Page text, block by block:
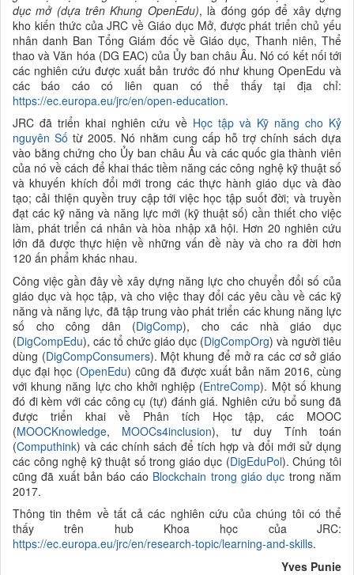
dục mở (dựa trên Khung OpenEdu), là đóng góp để xây dựng
kho kiến thức của JRC vềGiáo dục Mở, đượcphát triển chủ yếu
nhân danh Ban Tổng Giám đốc về Giáo dục, Thanh niên, Thể
thao và Văn hóa (DG EAC) của Ủy ban châu Âu. Nó có kết nối tới
các nghiên cứu được xuất bản trước đó như khung OpenEdu và
các báo cáo có liên quan có thể thấy tại địa chỉ:
https://ec.europa.eu/jrc/en/open-education.
JRC đã triển khai nghiên cứu về Học tập và Kỹ năng cho Kỷ
nguyên Số từ 2005. Nó nhằm cung cấp hỗ trợ chính sách dựa
vào bằng chứng cho Ủy ban châu Âu và cácquốc gia thành viên
của nó về cách để khai thác tiềm năng các công nghệ kỹ thuật số
và khuyến khích đổi mới trong các thực hànhgiáo dục và đào
tạo; cải thiện quyền truy cập tới việc học tập suốt đời; và truyền
đạt các kỹ năng và năng lực mới (kỹ thuật số) cần thiết cho việc
làm, phát triển cá nhân và hòa nhập xã hội. Hơn 20 nghiên cứu
lớn đã được thực hiện về những vấn đề này và cho ra đời hơn
120 ấn phẩm khác nhau.
Công việc gần đây về xây dựng năng lực cho chuyển đổi số của
giáo dục và học tập, và cho việc thay đổi các yêu cầu về các kỹ
năng và năng lực, đã tập trung vào phát triển các khung năng lực
số cho công dân (DigComp), cho các nhà giáo dục
(DigCompEdu), các tổ chức giáo dục (DigCompOrg) và người tiêu
dùng (DigCompConsumers). Một khung để mở ra các cơ sở giáo
dục đại học (OpenEdu) cũng đã được xuất bản năm 2016, cùng
với khung năng lực cho khởi nghiệp (EntreComp). Một số khung
đó đi kèm với các công cụ (tự) đánh giá. Nghiên cứu bổ sung đã
được triển khai về Phân tích Học tập, các MOOC
(MOOCKnowledge, MOOCs4inclusion), tư duy Tính toán
(Computhink) và các chính sách để tích hợp và đổi mới sử dụng
các công nghệ kỹ thuật số trong giáo dục (DigEduPol). Chúng tôi
cũng đã xuất bảnbáo cáo Blockchain trong giáo dục trong năm
2017.
Thông tin thêm về tất cả các nghiên cứu của chúng tôi có thể
thấy trên hub Khoa học của JRC:
https://ec.europa.eu/jrc/en/research-topic/learning-and-skills.
Yves Punie